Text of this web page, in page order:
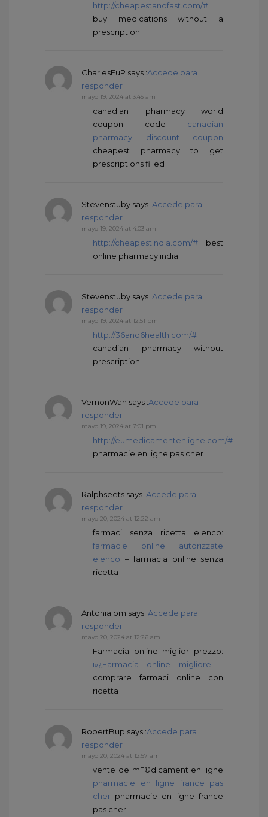
http://cheapestandfast.com/#
buy medications without a
prescription
CharlesFuP says :Accede para
responder
mayo 19, 2024 at 3:45 am
canadian pharmacy world
coupon code canadian
pharmacy discount coupon
cheapest pharmacy to get
prescriptions filled
Stevenstuby says :Accede para
responder
mayo 19, 2024 at 4:03 am
http://cheapestindia.com/# best
online pharmacy india
Stevenstuby says :Accede para
responder
mayo 19, 2024 at 12:51 pm
http://36and6health.com/#
canadian pharmacy without
prescription
VernonWah says :Accede para
responder
mayo 19, 2024 at 7:01 pm
http://eumedicamentenligne.com/#
pharmacie en ligne pas cher
Ralphseets says :Accede para
responder
mayo 20, 2024 at 12:22 am
farmaci senza ricetta elenco:
farmacie online autorizzate
elenco – farmacia online senza
ricetta
Antonialom says :Accede para
responder
mayo 20, 2024 at 12:26 am
Farmacia online miglior prezzo:
ï»¿Farmacia online migliore –
comprare farmaci online con
ricetta
RobertBup says :Accede para
responder
mayo 20, 2024 at 12:57 am
vente de mГ©dicament en ligne
pharmacie en ligne france pas
cher pharmacie en ligne france
pas cher